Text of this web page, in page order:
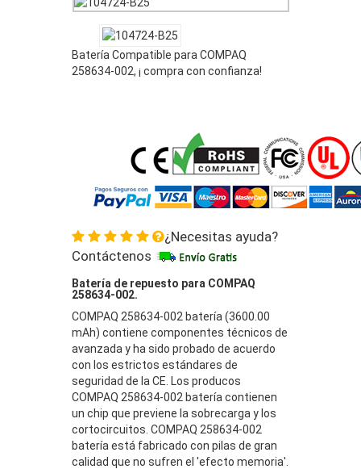
Batería Compatible para COMPAQ
258634-002, ¡ compra con confianza!
¿Necesitas ayuda?
Contáctenos
Batería de repuesto para COMPAQ
258634-002.
COMPAQ 258634-002 batería (3600.00
mAh) contiene componentes técnicos de
avanzada y ha sido probado de acuerdo
con los estrictos estándares de
seguridad de la CE. Los producos
COMPAQ 258634-002 batería contienen
un chip que previene la sobrecarga y los
cortocircuitos. COMPAQ 258634-002
batería está fabricado con pilas de gran
calidad que no sufren el 'efecto memoria'.